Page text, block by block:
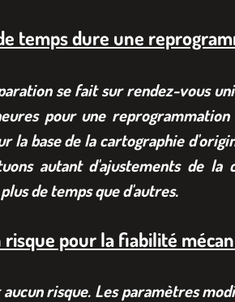
temps dure une
se fait sur rendez-vous
pour une reprogrammation
la base de la cartographie
autant d'ajustements de
de temps que d'autres.
pour la fiabilité
risque. Les paramètres